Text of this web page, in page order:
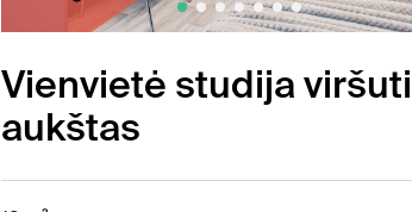
Vienvietė studija
aukštas